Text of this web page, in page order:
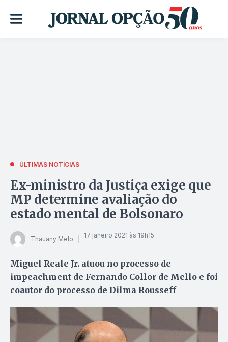
ÚLTIMAS NOTÍCIAS
Ex-ministro da Justiça exige que
MP determine avaliação do
estado mental de Bolsonaro
Thauany Melo 17 janeiro 2021 às 19h15
Miguel Reale Jr. atuou no processo de
impeachment de Fernando Collor de Mello e foi
coautor do processo de Dilma Rousseff